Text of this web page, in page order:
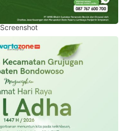
Screenshot